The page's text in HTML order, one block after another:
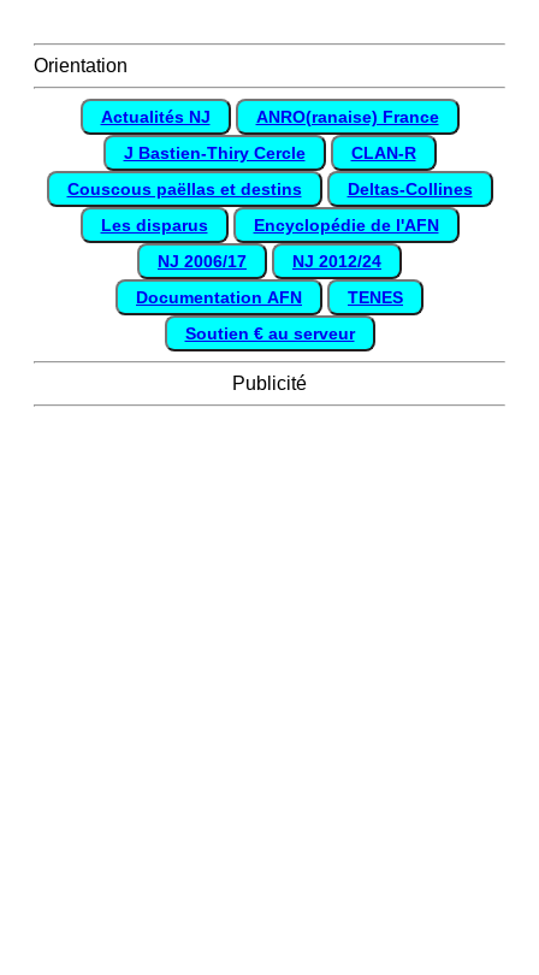
Orientation
Actualités NJ
ANRO(ranaise) France
J Bastien-Thiry Cercle
CLAN-R
Couscous paëllas et destins
Deltas-Collines
Les disparus
Encyclopédie de l'AFN
NJ 2006/17
NJ 2012/24
Documentation AFN
TENES
Soutien € au serveur
Publicité